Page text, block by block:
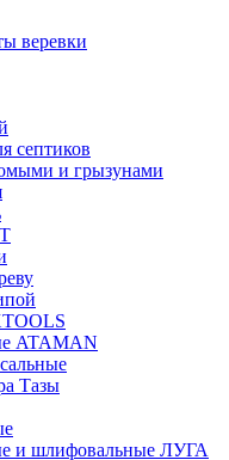
веревки
септиков
и грызунами
ATAMAN
Тазы
и шлифовальные ЛУГА